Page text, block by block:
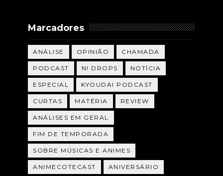
Marcadores
ANÁLISE OPINIÃO CHAMADA
PODCAST N! DROPS NOTÍCIA
ESPECIAL KYOUDAI PODCAST
CURTAS MATÉRIA REVIEW
ANÁLISES EM GERAL
FIM DE TEMPORADA
SOBRE MÚSICAS E ANIMES
ANIMECOTECAST ANIVERSÁRIO